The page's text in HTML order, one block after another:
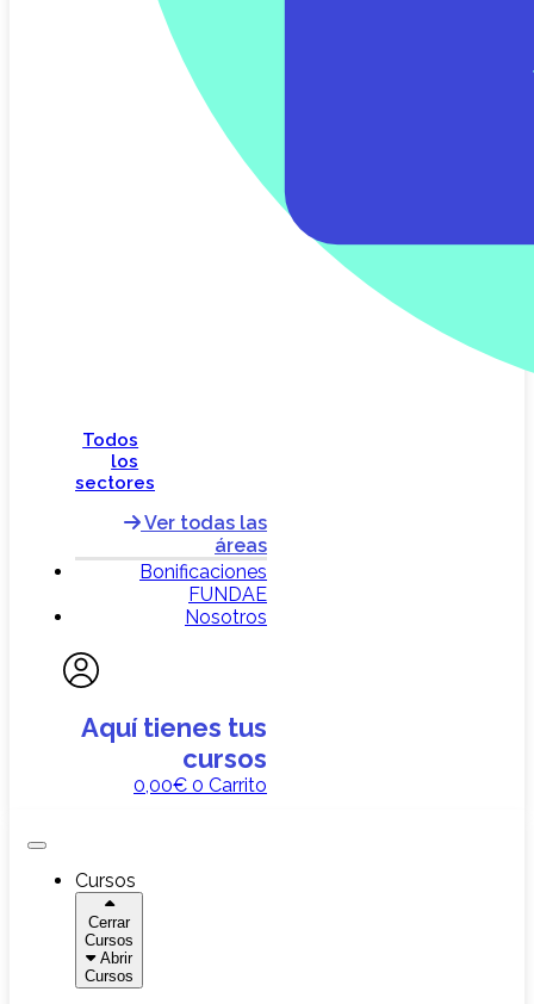
Todos
los
sectores
Ver todas las
áreas
Bonificaciones
FUNDAE
Nosotros
0,00€ 0 Carrito
Cursos
Cerrar
Cursos
Abrir
Cursos